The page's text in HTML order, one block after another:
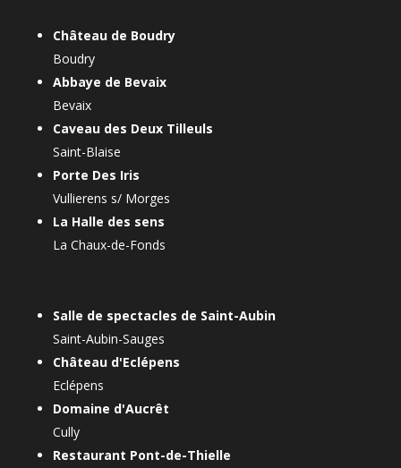
Château de Boudry
Boudry
Abbaye de Bevaix
Bevaix
Caveau des Deux Tilleuls
Saint-Blaise
Porte Des Iris
Vullierens s/ Morges
La Halle des sens
La Chaux-de-Fonds
Salle de spectacles de Saint-Aubin
Saint-Aubin-Sauges
Château d'Eclépens
Eclépens
Domaine d'Aucrêt
Cully
Restaurant Pont-de-Thielle